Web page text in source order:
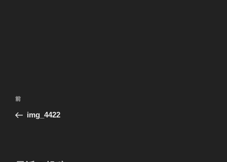
投
ナ
前
の
前
img_4422